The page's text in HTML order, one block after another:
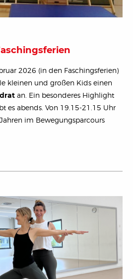
2026 (in den Faschingsferien)
kleinen und großen Kids einen
an. Ein besonderes Highlight
es abends. Von 19.15-21.15 Uhr
im Bewegungsparcours